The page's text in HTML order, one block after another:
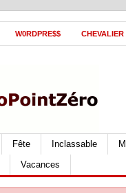
W0RDPRE$$ CHEVALIER
Fête Inclassable
Vacances